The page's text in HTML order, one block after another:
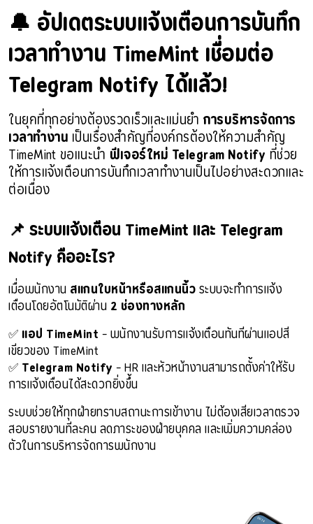
🔔 อัปเดตระบบแจ้งเตือนการบันทึก
เวลาทำงาน TimeMint เชื่อมต่อ
Telegram Notify ได้แล้ว!
ในยุคที่ทุกอย่างต้องรวดเร็วและแม่นยำการบริหารจัดการ
เวลาทำงานเป็นเรื่องสำคัญที่องค์กรต้องให้ความสำคัญ
TimeMint ขอแนะนำ ฟีเจอร์ใหม่ Telegram Notify ที่ช่วย
ให้การแจ้งเตือนการบันทึกเวลาทำงานเป็นไปอย่างสะดวกและ
ต่อเนื่อง
📌 ระบบแจ้งเตือน TimeMint และ Telegram
Notify คืออะไร?
เมื่อพนักงานสแกนใบหน้าหรือสแกนนิ้วระบบจะทำการแจ้ง
เตือนโดยอัตโนมัติผ่าน2 ช่องทางหลัก
✅แอป TimeMint– พนักงานรับการแจ้งเตือนทันทีผ่านแอปสี
เขียวของ TimeMint
✅Telegram Notify– HR และหัวหน้างานสามารถตั้งค่าให้รับ
การแจ้งเตือนได้สะดวกยิ่งขึ้น
ระบบช่วยให้ทุกฝ่ายทราบสถานะการเข้างานไม่ต้องเสียเวลาตรวจ
สอบรายงานทีละคน ลดภาระของฝ่ายบุคคล และเพิ่มความคล่อง
ตัวในการบริหารจัดการพนักงาน